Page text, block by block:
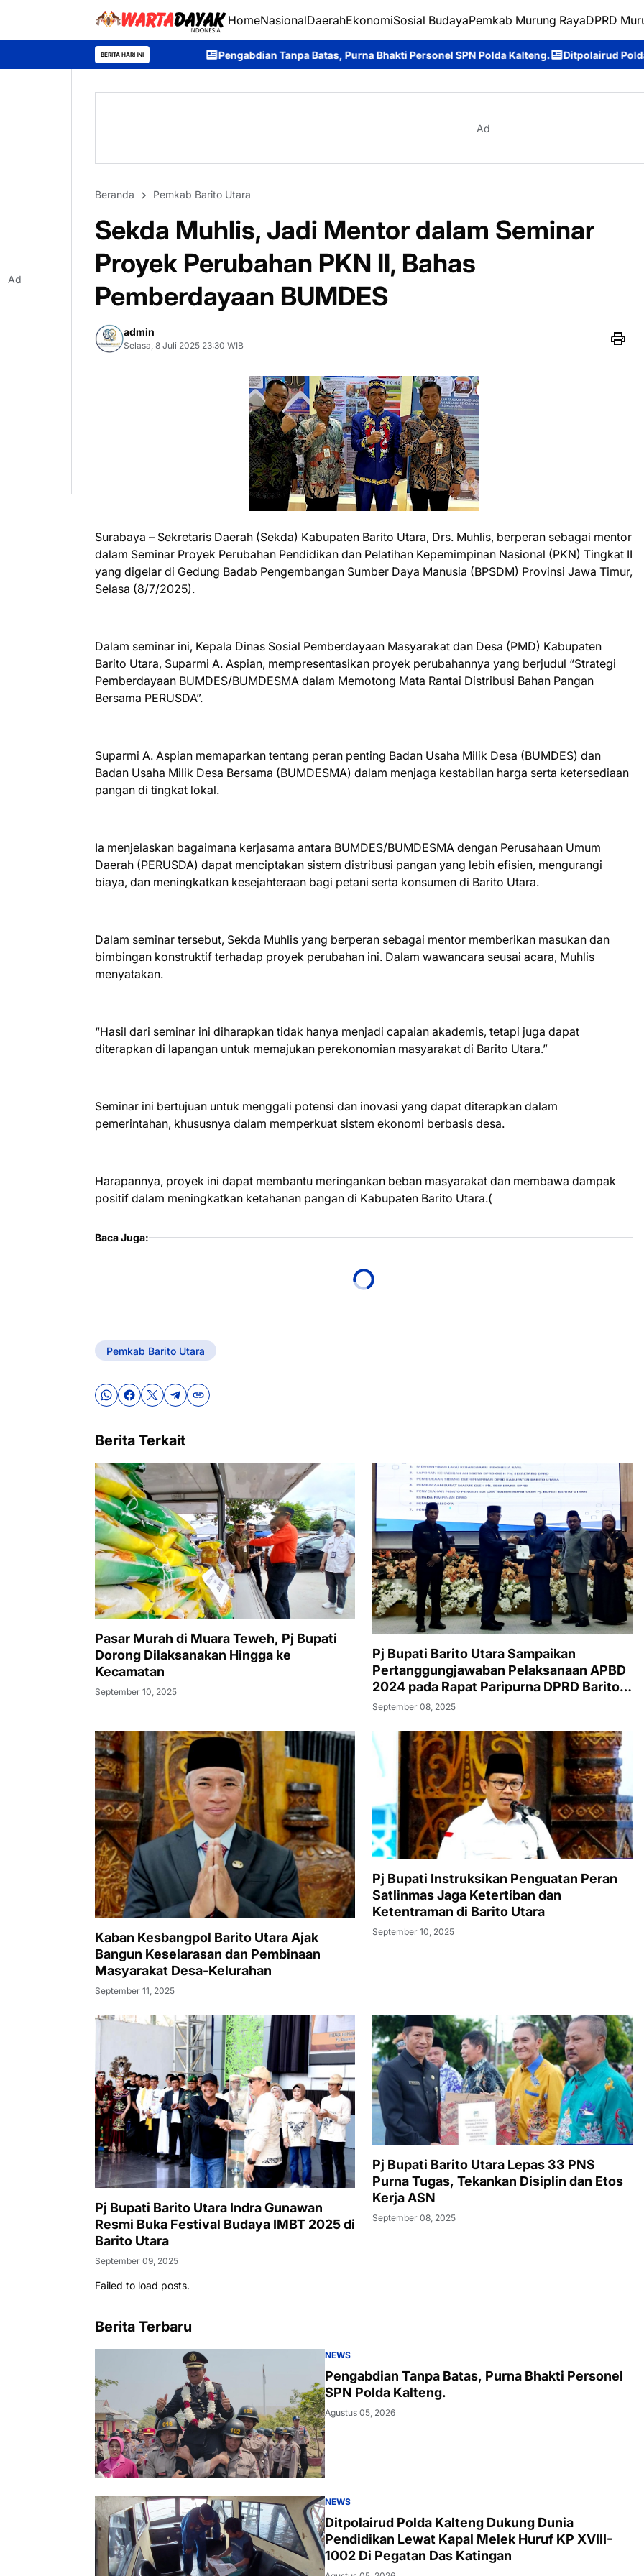
HomeNasionalDaerahEkonomiSosial BudayaPemkab Murung RayaDPRD
BERITA HARI INI
Pengabdian Tanpa Batas, Purna Bhakti Personel SPN Polda Kalteng. Ditpolairud Polda Kalteng Dukung Dunia
Ad
Beranda Pemkab Barito Utara
Sekda Muhlis, Jadi Mentor dalam Seminar
Proyek Perubahan PKN II, Bahas
Pemberdayaan BUMDES
admin
Selasa, 8 Juli 2025 23:30 WIB
Surabaya – Sekretaris Daerah (Sekda) Kabupaten Barito Utara, Drs. Muhlis, berperan sebagai mentor
dalam Seminar Proyek Perubahan Pendidikan dan Pelatihan Kepemimpinan Nasional (PKN) Tingkat II
yang digelar di Gedung Badab Pengembangan Sumber Daya Manusia (BPSDM) Provinsi Jawa Timur,
Selasa (8/7/2025).
Dalam seminar ini, Kepala Dinas Sosial Pemberdayaan Masyarakat dan Desa (PMD) Kabupaten
Barito Utara, Suparmi A. Aspian, mempresentasikan proyek perubahannya yang berjudul “Strategi
Pemberdayaan BUMDES/BUMDESMA dalam Memotong Mata Rantai Distribusi Bahan Pangan
Bersama PERUSDA”.
Suparmi A. Aspian memaparkan tentang peran penting Badan Usaha Milik Desa (BUMDES) dan
Badan Usaha Milik Desa Bersama (BUMDESMA) dalam menjaga kestabilan harga serta ketersediaan
pangan di tingkat lokal.
Ia menjelaskan bagaimana kerjasama antara BUMDES/BUMDESMA dengan Perusahaan Umum
Daerah (PERUSDA) dapat menciptakan sistem distribusi pangan yang lebih efisien, mengurangi
biaya, dan meningkatkan kesejahteraan bagi petani serta konsumen di Barito Utara.
Dalam seminar tersebut, Sekda Muhlis yang berperan sebagai mentor memberikan masukan dan
bimbingan konstruktif terhadap proyek perubahan ini. Dalam wawancara seusai acara, Muhlis
menyatakan.
“Hasil dari seminar ini diharapkan tidak hanya menjadi capaian akademis, tetapi juga dapat
diterapkan di lapangan untuk memajukan perekonomian masyarakat di Barito Utara.”
Seminar ini bertujuan untuk menggali potensi dan inovasi yang dapat diterapkan dalam
pemerintahan, khususnya dalam memperkuat sistem ekonomi berbasis desa.
Harapannya, proyek ini dapat membantu meringankan beban masyarakat dan membawa dampak
positif dalam meningkatkan ketahanan pangan di Kabupaten Barito Utara.(
Baca Juga:
Pemkab Barito Utara
Berita Terkait
Pasar Murah di Muara Teweh, Pj Bupati
Dorong Dilaksanakan Hingga ke
Kecamatan
September 10, 2025
Pj Bupati Barito Utara Sampaikan
Pertanggungjawaban Pelaksanaan APBD
2024 pada Rapat Paripurna DPRD Barito
Utara
September 08, 2025
Kaban Kesbangpol Barito Utara Ajak
Bangun Keselarasan dan Pembinaan
Masyarakat Desa-Kelurahan
September 11, 2025
Pj Bupati Instruksikan Penguatan Peran
Satlinmas Jaga Ketertiban dan
Ketentraman di Barito Utara
September 10, 2025
Pj Bupati Barito Utara Indra Gunawan
Resmi Buka Festival Budaya IMBT 2025 di
Barito Utara
September 09, 2025
Pj Bupati Barito Utara Lepas 33 PNS
Purna Tugas, Tekankan Disiplin dan Etos
Kerja ASN
September 08, 2025
Failed to load posts.
Berita Terbaru
NEWS
Pengabdian Tanpa Batas, Purna Bhakti Personel
SPN Polda Kalteng.
Agustus 05, 2026
NEWS
Ditpolairud Polda Kalteng Dukung Dunia
Pendidikan Lewat Kapal Melek Huruf KP XVIII-
1002 Di Pegatan Das Katingan
Ad